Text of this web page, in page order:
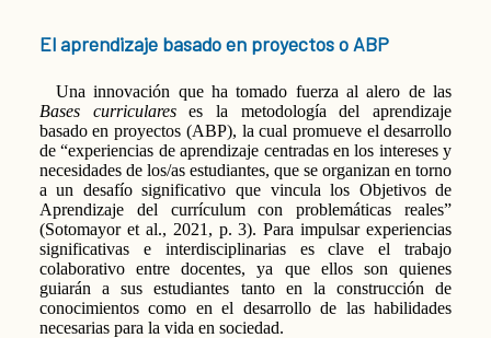
El aprendizaje basado en proyectos o ABP
Una innovación que ha tomado fuerza al alero de las
Bases curriculareses la metodología del aprendizaje
basado en proyectos (ABP), la cual promueve el desarrollo
de “experiencias de aprendizaje centradas en los intereses y
necesidades de los/as estudiantes, que se organizan en torno
a un desafío significativo que vincula los Objetivos de
Aprendizaje del currículum con problemáticas reales”
(Sotomayor et al., 2021, p. 3). Para impulsar experiencias
significativas e interdisciplinarias es clave el trabajo
colaborativo entre docentes, ya que ellos son quienes
guiarán a sus estudiantes tanto en la construcción de
conocimientos como en el desarrollo de las habilidades
necesarias para la vida en sociedad.